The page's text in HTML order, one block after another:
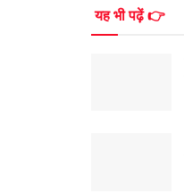
यह भी पढ़ें 👉